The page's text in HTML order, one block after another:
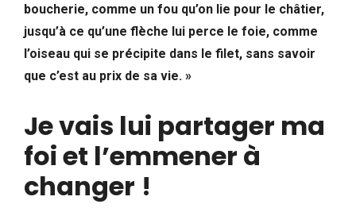
boucherie, comme un fou qu’on lie pour le châtier,
jusqu’à ce qu’une flèche lui perce le foie, comme
l’oiseau qui se précipite dans le filet, sans savoir
que c’est au prix de sa vie. »
Je vais lui partager ma
foi et l’emmener à
changer !